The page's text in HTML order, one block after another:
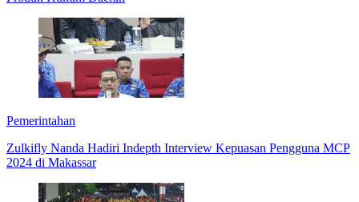
Pemerintahan
Zulkifly Nanda Hadiri Indepth Interview Kepuasan Pengguna MCP
2024 di Makassar